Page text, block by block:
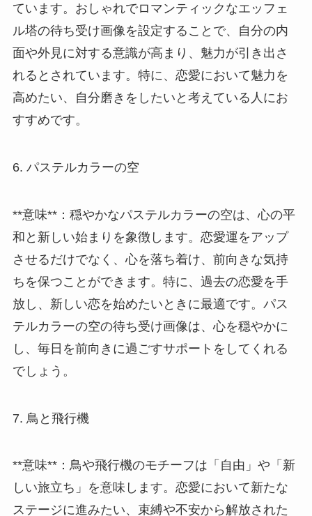
ています。おしゃれでロマンティックなエッフェ
ル塔の待ち受け画像を設定することで、自分の内
面や外見に対する意識が高まり、魅力が引き出さ
れるとされています。特に、恋愛において魅力を
高めたい、自分磨きをしたいと考えている人にお
すすめです。
6. パステルカラーの空
**意味**：穏やかなパステルカラーの空は、心の平
和と新しい始まりを象徴します。恋愛運をアップ
させるだけでなく、心を落ち着け、前向きな気持
ちを保つことができます。特に、過去の恋愛を手
放し、新しい恋を始めたいときに最適です。パス
テルカラーの空の待ち受け画像は、心を穏やかに
し、毎日を前向きに過ごすサポートをしてくれる
でしょう。
7. 鳥と飛行機
**意味**：鳥や飛行機のモチーフは「自由」や「新
しい旅立ち」を意味します。恋愛において新たな
ステージに進みたい、束縛や不安から解放された